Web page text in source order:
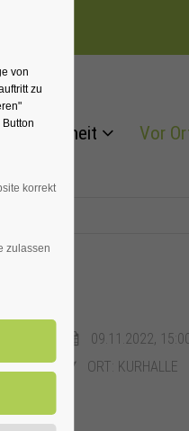
Gesundheit Vor
09.11.2022,
ORT: KURHALLE
von
zu
korrekt
zulassen